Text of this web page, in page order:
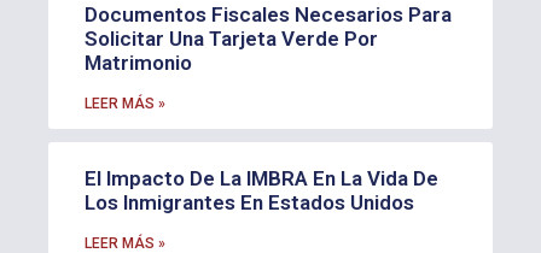
Documentos Fiscales Necesarios Para
Solicitar Una Tarjeta Verde Por
Matrimonio
LEER MÁS »
El Impacto De La IMBRA En La Vida De
Los Inmigrantes En Estados Unidos
LEER MÁS »